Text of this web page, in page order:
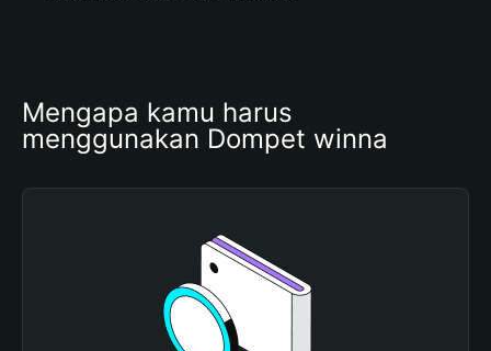
Mengapa kamu harus
menggunakan Dompet winna